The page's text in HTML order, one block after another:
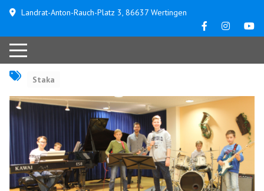
Landrat-Anton-Rauch-Platz 3, 86637 Wertingen
Staka